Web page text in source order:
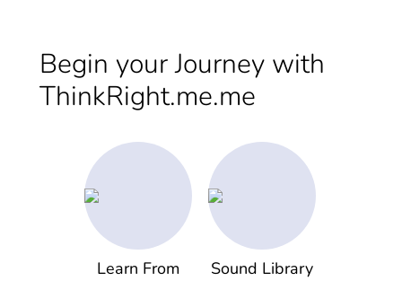
Begin your Journey with
ThinkRight.me.me
Learn From
Sound Library